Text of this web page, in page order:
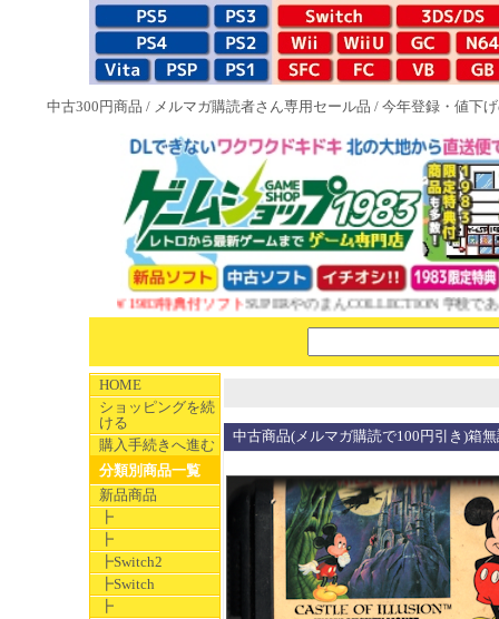
中古300円商品 / メルマガ購読者さん専用セール品 / 今年登録・値下
NEW 1983特典付ソフトSUPERやのまんCOLLECTION 学校であっ
HOME
ショッピングを続
ける
購入手続きへ進む
分類別商品一覧
新品商品
┣
┣
┣Switch2
┣Switch
┣
中古商品(メルマガ購読で100円引き)箱